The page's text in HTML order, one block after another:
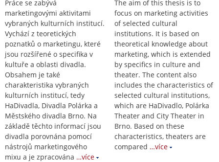
Práce se zabývá
marketingovými aktivitami
vybraných kulturních institucí.
Vychází z teoretických
poznatků o marketingu, které
jsou rozšířené o specifika v
kultuře a oblasti divadla.
Obsahem je také
charakteristika vybraných
kulturních institucí, tedy
HaDivadla, Divadla Polárka a
Městského divadla Brno. Na
základě těchto informací jsou
divadla porovnána pomocí
nástrojů marketingového
mixu a je zpracována …více
The aim of this thesis is to
focus on marketing activities
of selected cultural
institutions. It is based on
theoretical knowledge about
marketing, which is extended
by specifics in culture and
theater. The content also
includes the characteristics of
selected cultural institutions,
which are HaDivadlo, Polárka
Theater and City Theater in
Brno. Based on these
characteristics, theaters are
compared …více